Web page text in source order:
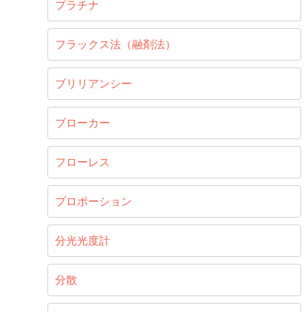
プラチナ
フラックス法（融剤法）
ブリリアンシー
ブローカー
フローレス
プロポーション
分光光度計
分散